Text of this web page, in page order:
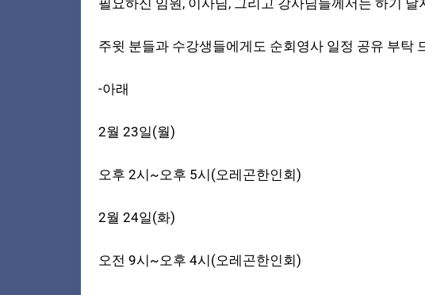
필요하신 임원, 이사님, 그리고 강사님들께서는 하기
주윗 분들과 수강생들에게도 순회영사 일정 공유 부탁
-아래
2월 23일(월)
오후 2시~오후 5시(오레곤한인회)
2월 24일(화)
오전 9시~오후 4시(오레곤한인회)